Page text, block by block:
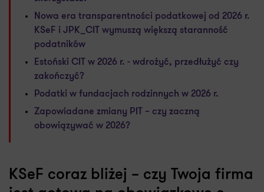
Nowa era transparentności podatkowej od 2026 r.
KSeF i JPK_CIT wymuszą większą staranność
podatników
Estoński CIT w 2026 r. - wdrożyć, przedłużyć czy
zakończyć?
Podatki w fundacjach rodzinnych w 2026 r.
Zapowiadane zmiany PIT – czy zaczną
obowiązywać w 2026?
KSeF coraz bliżej – czy Twoja firma